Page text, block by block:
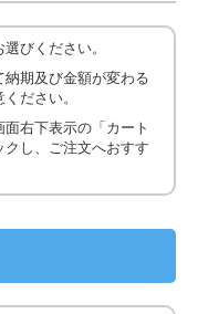
びください。
期及び金額が変わる
ださい。
右下表示の「カート
し、ご注文へおすす